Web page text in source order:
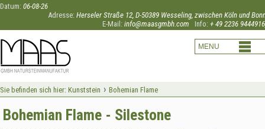
Datum: 06-08-26
Adresse: Herseler Straße 12, D-50389 Wesseling, zwischen Köln und
Info: + 49 2236 9444916
E-Mail: info@maasgmbh.com
Sie befinden sich hier: Kunststein › Bohemian Flame
Bohemian Flame - Silestone